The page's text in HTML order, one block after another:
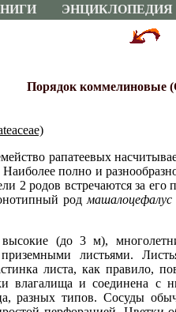
ЭНЦИКЛОПЕДИЯ
Порядок коммелиновые
рапатеевых
полно и
2 родов встречаются за его
род машалоцефалус
высокие (до 3 м),
листьями.
листа, как правило,
влагалища и соединена
разных типов. Сосуды